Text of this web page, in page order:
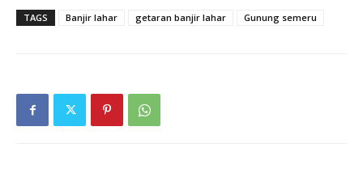
TAGS Banjir lahar getaran banjir lahar Gunung semeru